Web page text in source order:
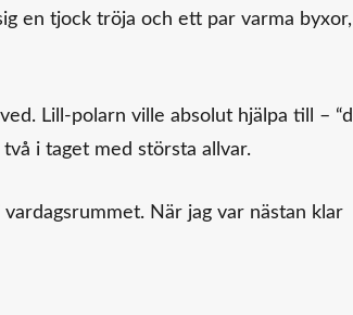
en tjock tröja och ett par varma byxor,
Lill-polarn ville absolut hjälpa till –
i taget med största allvar.
När jag var nästan klar